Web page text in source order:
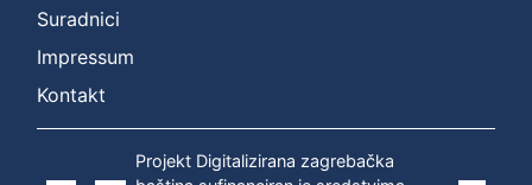
Suradnici
Impressum
Kontakt
Projekt Digitalizirana zagrebačka